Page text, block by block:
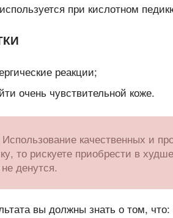
при кислотном
реакции;
очень чувствительной коже.
качественных и
то рискуете приобрести в
денутся.
вы должны знать о том, что: